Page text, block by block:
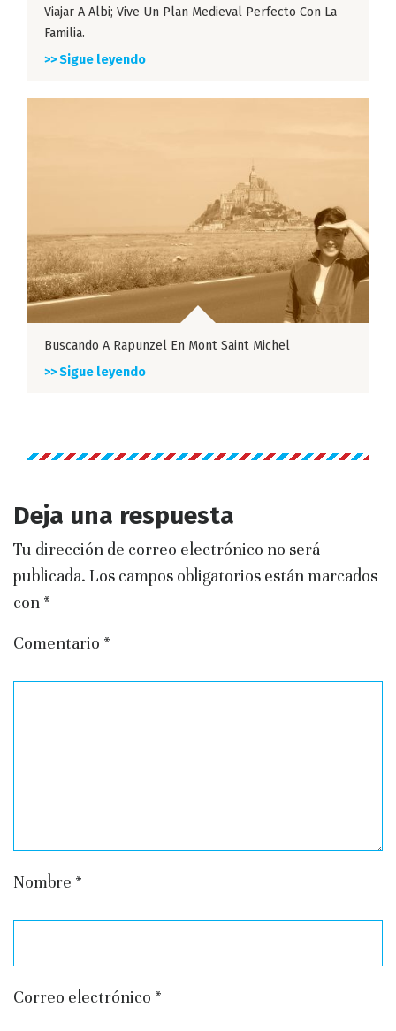
Viajar A Albi; Vive Un Plan Medieval Perfecto Con La
Familia.
>> Sigue leyendo
Buscando A Rapunzel En Mont Saint Michel
>> Sigue leyendo
Deja una respuesta
Tu dirección de correo electrónico no será
publicada. Los campos obligatorios están marcados
con *
Comentario *
Nombre *
Correo electrónico *